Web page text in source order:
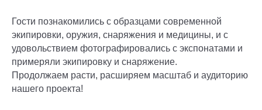
Гости познакомились с образцами современной
экипировки, оружия, снаряжения и медицины, и с
удовольствием фотографировались с экспонатами и
примеряли экипировку и снаряжение.
Продолжаем расти, расширяем масштаб и аудиторию
нашего проекта!